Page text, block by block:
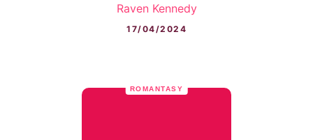
Raven Kennedy
17/04/2024
ROMANTASY